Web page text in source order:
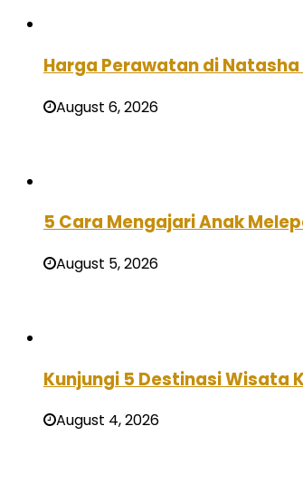
Harga Perawatan di
August 6, 2026
5 Cara Mengajari Anak
August 5, 2026
Kunjungi 5 Destinasi Wisata
August 4, 2026